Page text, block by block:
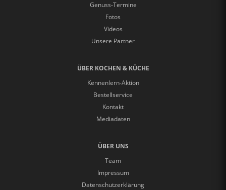
Genuss-Termine
Fotos
Videos
Unsere Partner
ÜBER KOCHEN & KÜCHE
Kennenlern-Aktion
Bestellservice
Kontakt
Mediadaten
ÜBER UNS
Team
Impressum
Datenschutzerklärung